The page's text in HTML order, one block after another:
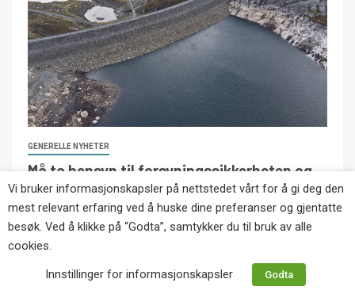
GENERELLE NYHETER
Må ta hensyn til forsyningssikkerheten og
ha nok strøm til vinteren
Copyright © Eikernytt.no utgis av Roy’s
Vi bruker informasjonskapsler på nettstedet vårt for å gi deg den
mest relevant erfaring ved å huske dine preferanser og gjentatte
besøk. Ved å klikke på “Godta”, samtykker du til bruk av alle
cookies.
Innstillinger for informasjonskapsler
Godta